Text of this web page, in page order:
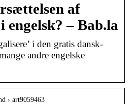
af
engelsk? – Bab.la
i den gratis dansk-
andre engelske
› art9059463